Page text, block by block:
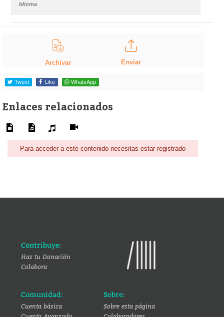
Idioma
Archivar Enviar
Tweet Like WhatsApp
Enlaces relacionados
Para acceder a este contenido necesitas estar registrado
Contribuye:
Haz tu Donación
Colabora
Comunidad:
Cuenta básica
Sobre:
Sobre esta página